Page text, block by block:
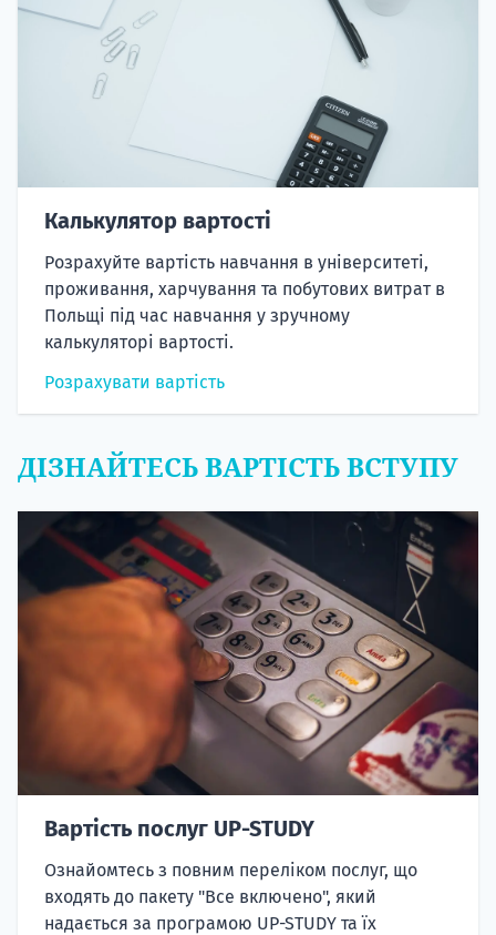
Калькулятор вартості
Розрахуйте вартість навчання в університеті,
проживання, харчування та побутових витрат в
Польщі під час навчання у зручному
калькуляторі вартості.
Розрахувати вартість
ДІЗНАЙТЕСЬ ВАРТІСТЬ ВСТУПУ
Вартість послуг UP-STUDY
Ознайомтесь з повним переліком послуг, що
входять до пакету "Все включено", який
надається за програмою UP-STUDY та їх